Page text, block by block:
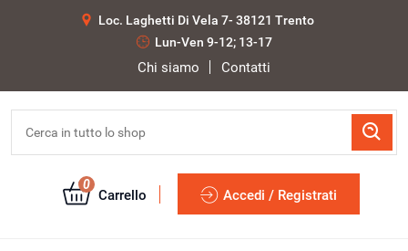
Loc. Laghetti Di Vela 7- 38121 Trento
Lun-Ven 9-12; 13-17
Chi siamo Contatti
0
Carrello Accedi / Registrati